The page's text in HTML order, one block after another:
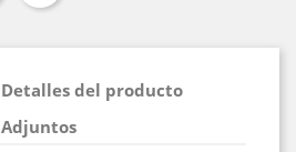
Detalles del producto
Adjuntos